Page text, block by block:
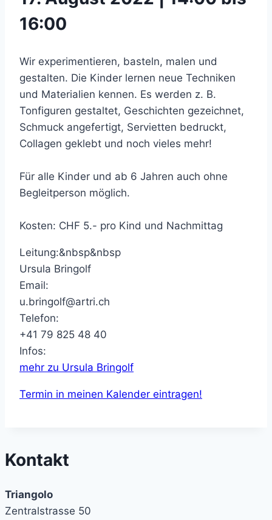
16:00
Wir experimentieren, basteln, malen und
gestalten. Die Kinder lernen neue Techniken
und Materialien kennen. Es werden z. B.
Tonfiguren gestaltet, Geschichten gezeichnet,
Schmuck angefertigt, Servietten bedruckt,
Collagen geklebt und noch vieles mehr!
Für alle Kinder und ab 6 Jahren auch ohne
Begleitperson möglich.
Kosten: CHF 5.- pro Kind und Nachmittag
Leitung:&nbsp&nbsp
Ursula Bringolf
Email:
u.bringolf@artri.ch
Telefon:
+41 79 825 48 40
Infos:
mehr zu Ursula Bringolf
Termin in meinen Kalender eintragen!
Kontakt
Triangolo
Zentralstrasse 50